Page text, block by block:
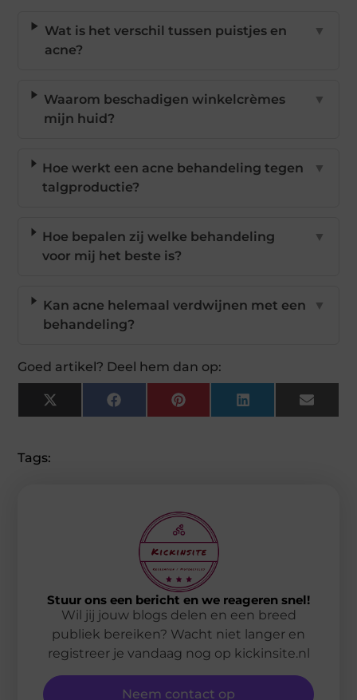
Wat is het verschil tussen puistjes en
acne?
▼
Waarom beschadigen winkelcrèmes
mijn huid?
▼
Hoe werkt een acne behandeling tegen
talgproductie?
▼
Hoe bepalen zij welke behandeling
voor mij het beste is?
▼
Kan acne helemaal verdwijnen met een
behandeling?
▼
Goed artikel? Deel hem dan op:
X
(Twitter)
FacebookPinterestLinkedIn Email
Tags:
Stuur ons een bericht en we reageren snel!
Wil jij jouw blogs delen en een breed
publiek bereiken? Wacht niet langer en
registreer je vandaag nog op kickinsite.nl
Neem contact op